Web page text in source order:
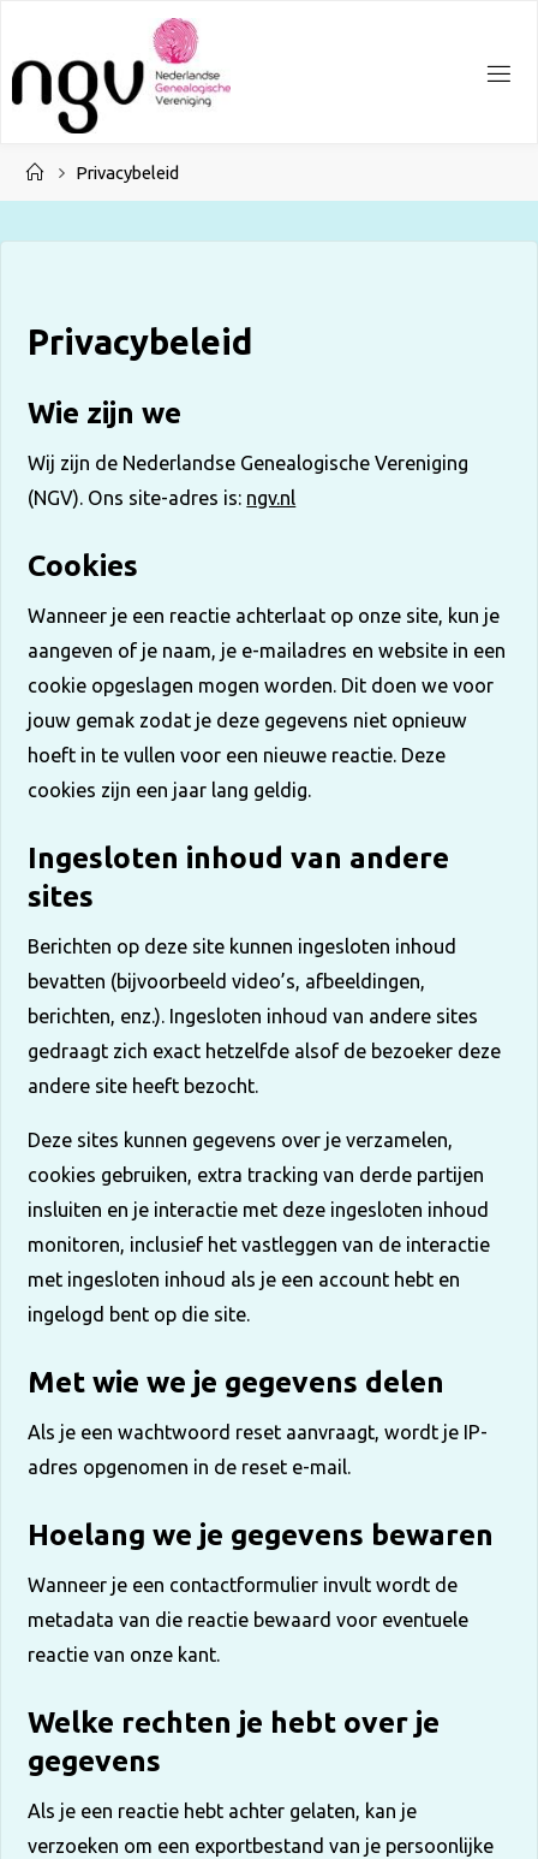
de
inhoud
HomePrivacybeleid
Privacybeleid
Wie zijn we
Wij zijn de Nederlandse Genealogische Vereniging
(NGV). Ons site-adres is: ngv.nl
Cookies
Wanneer je een reactie achterlaat op onze site, kun je
aangeven of je naam, je e-mailadres en website in een
cookie opgeslagen mogen worden. Dit doen we voor
jouw gemak zodat je deze gegevens niet opnieuw
hoeft in te vullen voor een nieuwe reactie. Deze
cookies zijn een jaar lang geldig.
Ingesloten inhoud van andere
sites
Berichten op deze site kunnen ingesloten inhoud
bevatten (bijvoorbeeld video’s, afbeeldingen,
berichten, enz.). Ingesloten inhoud van andere sites
gedraagt zich exact hetzelfde alsof de bezoeker deze
andere site heeft bezocht.
Deze sites kunnen gegevens over je verzamelen,
cookies gebruiken, extra tracking van derde partijen
insluiten en je interactie met deze ingesloten inhoud
monitoren, inclusief het vastleggen van de interactie
met ingesloten inhoud als je een account hebt en
ingelogd bent op die site.
Met wie we je gegevens delen
Als je een wachtwoord reset aanvraagt, wordt je IP-
adres opgenomen in de reset e-mail.
Hoelang we je gegevens bewaren
Wanneer je een contactformulier invult wordt de
metadata van die reactie bewaard voor eventuele
reactie van onze kant.
Welke rechten je hebt over je
gegevens
Als je een reactie hebt achter gelaten, kan je
verzoeken om een exportbestand van je persoonlijke